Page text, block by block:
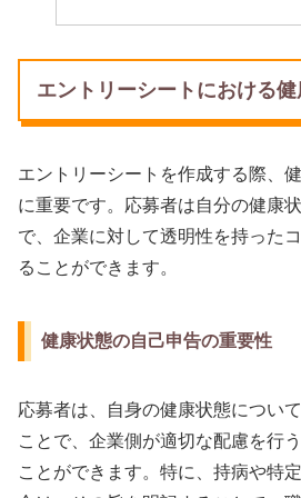
エントリーシートにおける
エントリーシートを作成する際、
に重要です。応募者は自分の健康
で、企業に対して透明性を持った
ることができます。
健康状態の自己申告の重要性
応募者は、自身の健康状態につい
ことで、企業側が適切な配慮を行
ことができます。特に、持病や特